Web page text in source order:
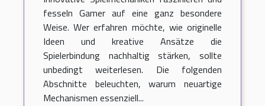
fesseln Gamer auf eine ganz besondere
Weise. Wer erfahren möchte, wie originelle
Ideen und kreative Ansätze die
Spielerbindung nachhaltig stärken, sollte
unbedingt weiterlesen. Die folgenden
Abschnitte beleuchten, warum neuartige
Mechanismen essenziell...